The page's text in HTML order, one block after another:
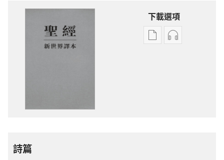
下載選項
電
錄
詩篇